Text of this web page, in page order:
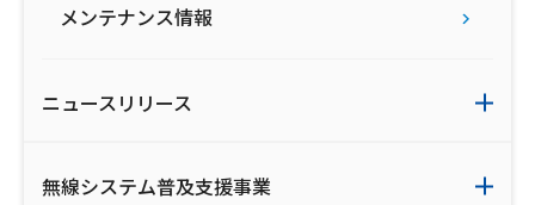
メンテナンス情報
ニュースリリース
無線システム普及支援事業